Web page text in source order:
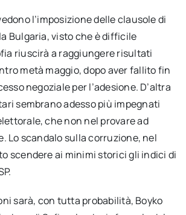
l’imposizione delle clausole di
Bulgaria, visto che è difficile
riuscirà a raggiungere risultati
metà maggio, dopo aver fallito fin
negoziale per l’adesione. D’altra
sembrano adesso più impegnati
che non nel provare ad
Lo scandalo sulla corruzione, nel
scendere ai minimi storici gli indici di
sarà, con tutta probabilità, Boyko